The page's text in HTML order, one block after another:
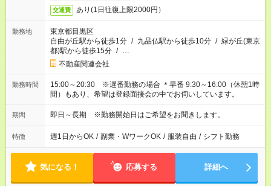
交通費 あり(1日往復上限2000円）
勤務地
東京都目黒区
自由が丘駅から徒歩1分 / 九品仏駅から徒歩10分 / 緑が丘(東京
都)駅から徒歩15分 / …
不動産関連会社
勤務時間
15:00～20:30 ※遅番勤務の場合 ＊早番 9:30～16:00（休憩1時
間）もあり、希望は登録面接会の中でお伺いしています。
期間 即日～長期 ※勤務開始日はご希望をお聞きします。
特徴 週1日からOK / 副業・WワークOK / 服装自由 / シフト勤務
気になる！ 応募する 詳細へ